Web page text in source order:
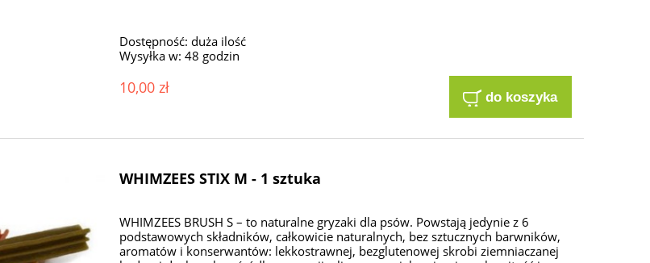
Dostępność: duża ilość
Wysyłka w: 48 godzin
10,00 zł do koszyka
WHIMZEES STIX M - 1 sztuka
WHIMZEES BRUSH S – to naturalne gryzaki dla psów. Powstają jedynie z 6
podstawowych składników, całkowicie naturalnych, bez sztucznych barwników,
aromatów i konserwantów: lekkostrawnej, bezglutenowej skrobi ziemniaczanej